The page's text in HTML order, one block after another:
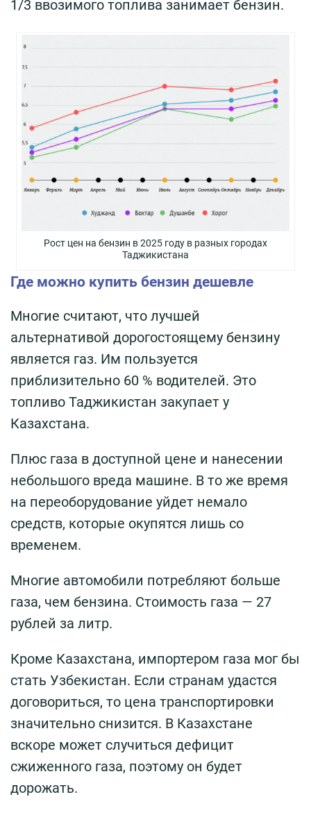
1/3 ввозимого топлива занимает бензин.
Рост цен на бензин в 2025 году в разных городах
Таджикистана
Где можно купить бензин дешевле
Многие считают, что лучшей
альтернативой дорогостоящему бензину
является газ. Им пользуется
приблизительно 60 % водителей. Это
топливо Таджикистан закупает у
Казахстана.
Плюс газа в доступной цене и нанесении
небольшого вреда машине. В то же время
на переоборудование уйдет немало
средств, которые окупятся лишь со
временем.
Многие автомобили потребляют больше
газа, чем бензина. Стоимость газа — 27
рублей за литр.
Кроме Казахстана, импортером газа мог бы
стать Узбекистан. Если странам удастся
договориться, то цена транспортировки
значительно снизится. В Казахстане
вскоре может случиться дефицит
сжиженного газа, поэтому он будет
дорожать.